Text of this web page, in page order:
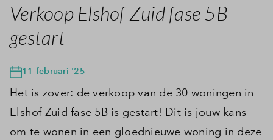
Verkoop Elshof Zuid fase 5B
gestart
11 februari '25
Het is zover: de verkoop van de 30 woningen in
Elshof Zuid fase 5B is gestart! Dit is jouw kans
om te wonen in een gloednieuwe woning in deze